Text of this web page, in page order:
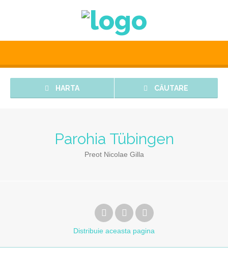
HARTA CĂUTARE
Parohia Tübingen
Preot Nicolae Gilla
Distribuie aceasta pagina